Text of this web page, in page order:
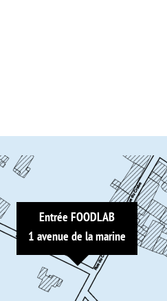
Entrée FOODLAB
1 avenue de la marine